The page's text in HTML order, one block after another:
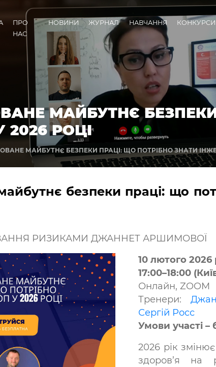
ПРО
НАС
НОВИНИ ЖУРНАЛ НАВЧАННЯ КОНКУРСИ
МАЙБУТНЄ
РОЦІ
МАЙБУТНЄ БЕЗПЕКИ ПРАЦІ: ЩО ПОТРІБНО ЗНАТИ
безпеки праці: що
РИЗИКАМИ ДЖАННЕТ АРШИМОВОЇ
10 лютого 2026
17:00–18:00
Онлайн, ZOOM
Тренери:
Сергій Росс
Умови участі –
2026 рік
здоров’я на